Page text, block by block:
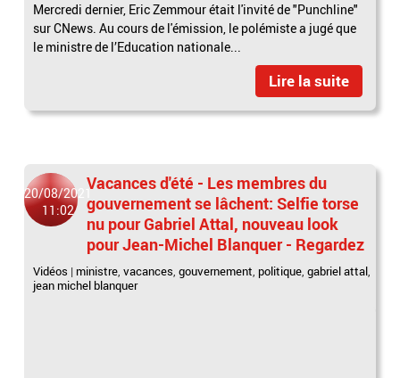
Mercredi dernier, Eric Zemmour était l'invité de "Punchline"
sur CNews. Au cours de l'émission, le polémiste a jugé que
le ministre de l’Education nationale...
Lire la suite
20/08/2021
11:02
Vacances d'été - Les membres du
gouvernement se lâchent: Selfie torse
nu pour Gabriel Attal, nouveau look
pour Jean-Michel Blanquer - Regardez
Vidéos | ministre,vacances,gouvernement, politique,gabriel attal,
jean michel blanquer